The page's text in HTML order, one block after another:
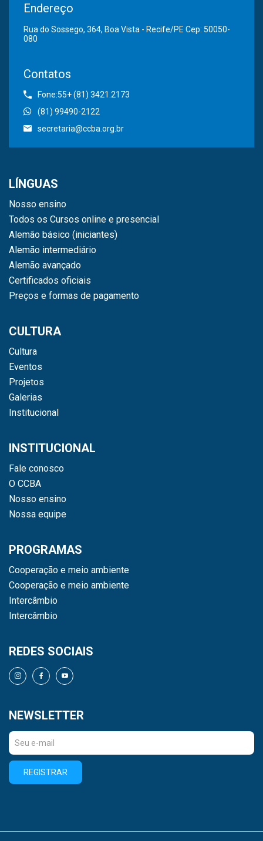
Endereço
Rua do Sossego, 364, Boa Vista - Recife/PE Cep: 50050-
080
Contatos
Fone:55+ (81) 3421.2173
(81) 99490-2122
secretaria@ccba.org.br
LÍNGUAS
Nosso ensino
Todos os Cursos online e presencial
Alemão básico (iniciantes)
Alemão intermediário
Alemão avançado
Certificados oficiais
Preços e formas de pagamento
CULTURA
Cultura
Eventos
Projetos
Galerias
Institucional
INSTITUCIONAL
Fale conosco
O CCBA
Nosso ensino
Nossa equipe
PROGRAMAS
Cooperação e meio ambiente
Cooperação e meio ambiente
Intercâmbio
Intercâmbio
REDES SOCIAIS
NEWSLETTER
REGISTRAR